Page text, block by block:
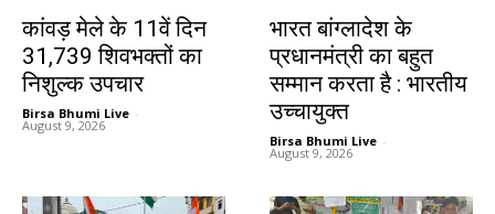
कांवड़ मेले के 11वें दिन
31,739 शिवभक्तों का
निशुल्क उपचार
Birsa Bhumi Live -
August 9, 2026
भारत बांग्लादेश के
प्रधानमंत्री का बहुत
सम्मान करता है : भारतीय
उच्चायुक्त
Birsa Bhumi Live -
August 9, 2026